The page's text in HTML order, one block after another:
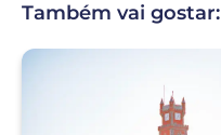
Também vai gostar: